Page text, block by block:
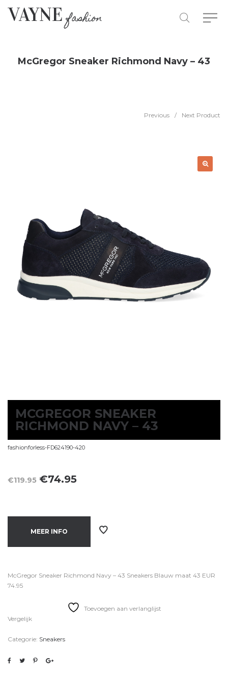
McGregor Sneaker Richmond Navy – 43
Previous / Next Product
MCGREGOR SNEAKER
RICHMOND NAVY – 43
fashionforless-FD624190-420
€119.95 Oorspronkelijke
was:
€119.95.
€74.95Huidige
is:
€74.95.
MEER INFO
McGregor Sneaker Richmond Navy – 43 Sneakers Blauw maat 43 EUR
74.95
Toevoegen aan verlanglijst
Vergelijk
Categorie: Sneakers